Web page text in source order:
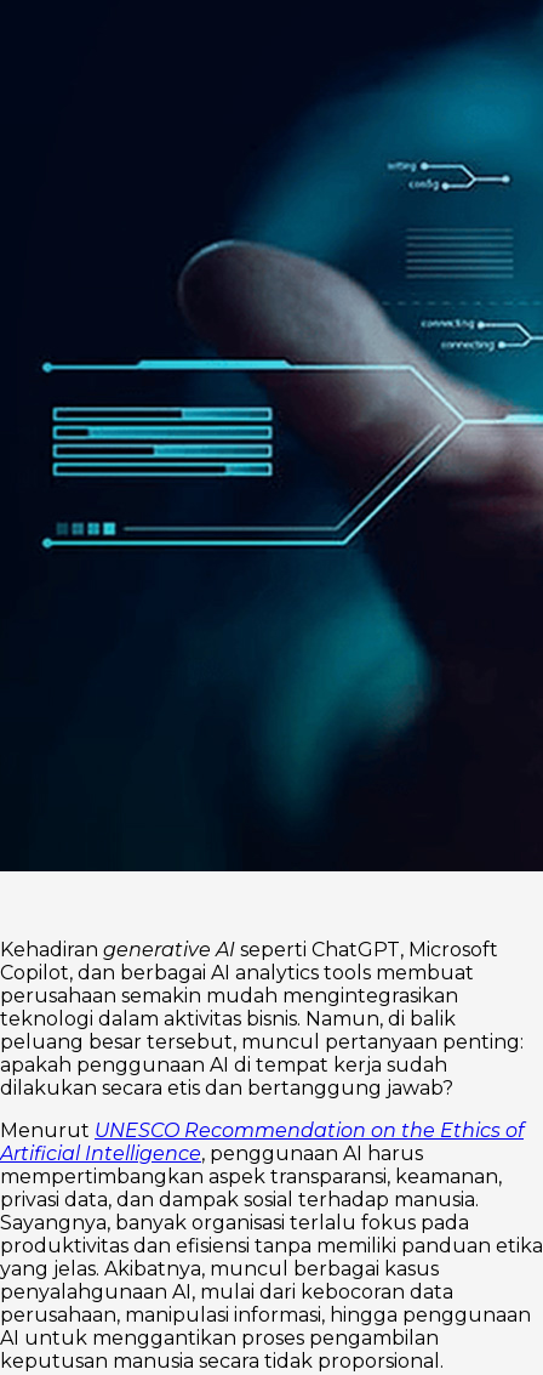
Kehadiran generative AI seperti ChatGPT, Microsoft
Copilot, dan berbagai AI analytics tools membuat
perusahaan semakin mudah mengintegrasikan
teknologi dalam aktivitas bisnis. Namun, di balik
peluang besar tersebut, muncul pertanyaan penting:
apakah penggunaan AI di tempat kerja sudah
dilakukan secara etis dan bertanggung jawab?
Menurut UNESCO Recommendation on the Ethics of
Artificial Intelligence, penggunaan AI harus
mempertimbangkan aspek transparansi, keamanan,
privasi data, dan dampak sosial terhadap manusia.
Sayangnya, banyak organisasi terlalu fokus pada
produktivitas dan efisiensi tanpa memiliki panduan etika
yang jelas. Akibatnya, muncul berbagai kasus
penyalahgunaan AI, mulai dari kebocoran data
perusahaan, manipulasi informasi, hingga penggunaan
AI untuk menggantikan proses pengambilan
keputusan manusia secara tidak proporsional.